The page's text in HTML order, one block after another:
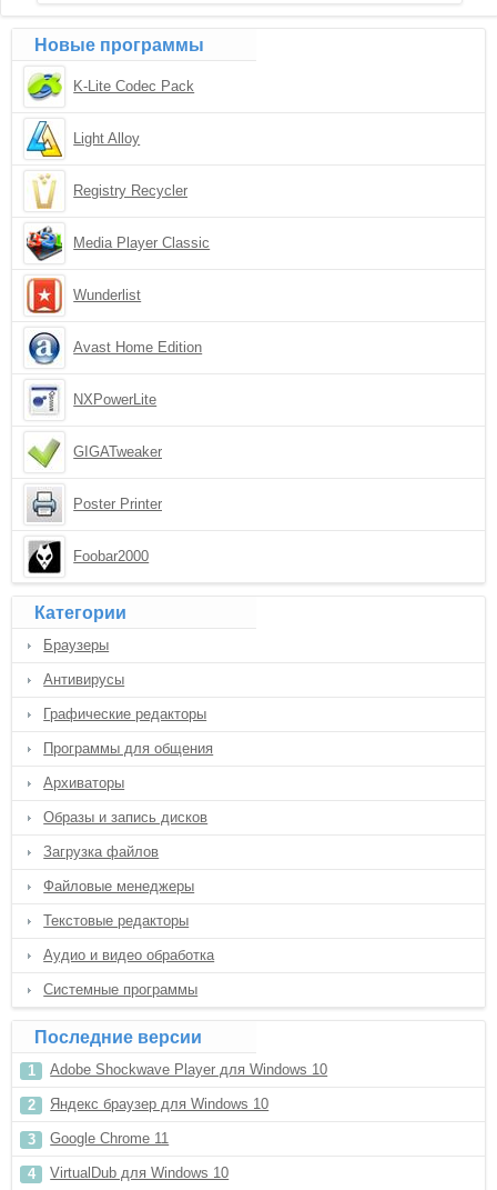
Новые программы
K-Lite Codec Pack
Light Alloy
Registry Recycler
Media Player Classic
Wunderlist
Avast Home Edition
NXPowerLite
GIGATweaker
Poster Printer
Foobar2000
Категории
Браузеры
Антивирусы
Графические редакторы
Программы для общения
Архиваторы
Образы и запись дисков
Загрузка файлов
Файловые менеджеры
Текстовые редакторы
Аудио и видео обработка
Системные программы
Последние версии
Adobe Shockwave Player для Windows 10
Яндекс браузер для Windows 10
Google Chrome 11
VirtualDub для Windows 10